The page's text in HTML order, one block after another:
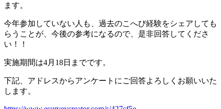
ます。
今年参加していない人も、過去のこへび経験をシェアしても
らうことが、今後の参考になるので、是非回答してくださ
い！！
実施期間は4月18日までです。
下記、アドレスからアンケートにご回答よろしくお願いいた
します。